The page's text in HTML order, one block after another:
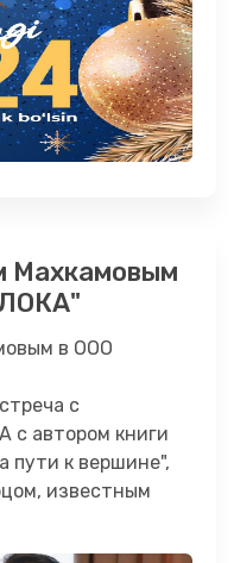
Махкамовым
в ООО
с
с автором книги
пути к вершине",
известным